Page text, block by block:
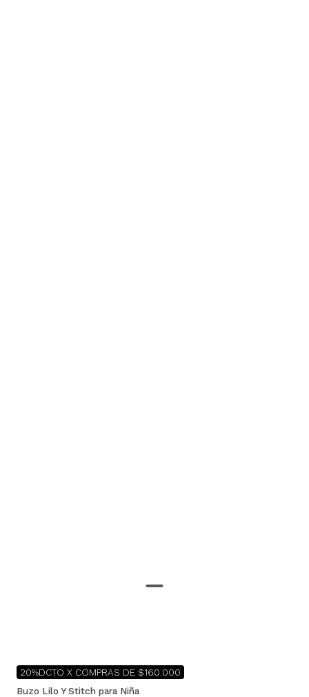
20%DCTO X COMPRAS DE $160.000
Buzo Lilo Y Stitch para Niña